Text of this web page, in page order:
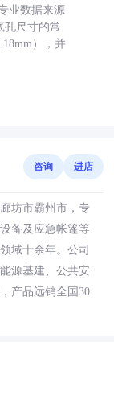
业数据来源
孔尺寸的常
），并
咨询 进店
坊市霸州市，专
备及应急帐篷等
域十余年。公司
源基建、公共安
产品远销全国30